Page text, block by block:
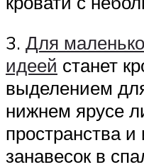
3. Для
идеей станет
выделением
нижнем ярусе
пространства
занавесок в